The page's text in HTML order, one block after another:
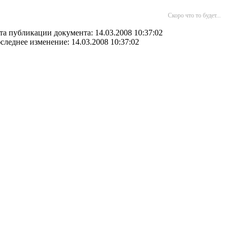
Скоро что то будет...
публикации документа: 14.03.2008 10:37:02
изменение: 14.03.2008 10:37:02